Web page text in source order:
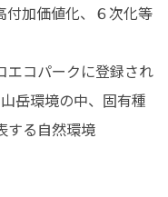
付加価値化、６次化等
エコパークに登録され
岳環境の中、固有種
する自然環境